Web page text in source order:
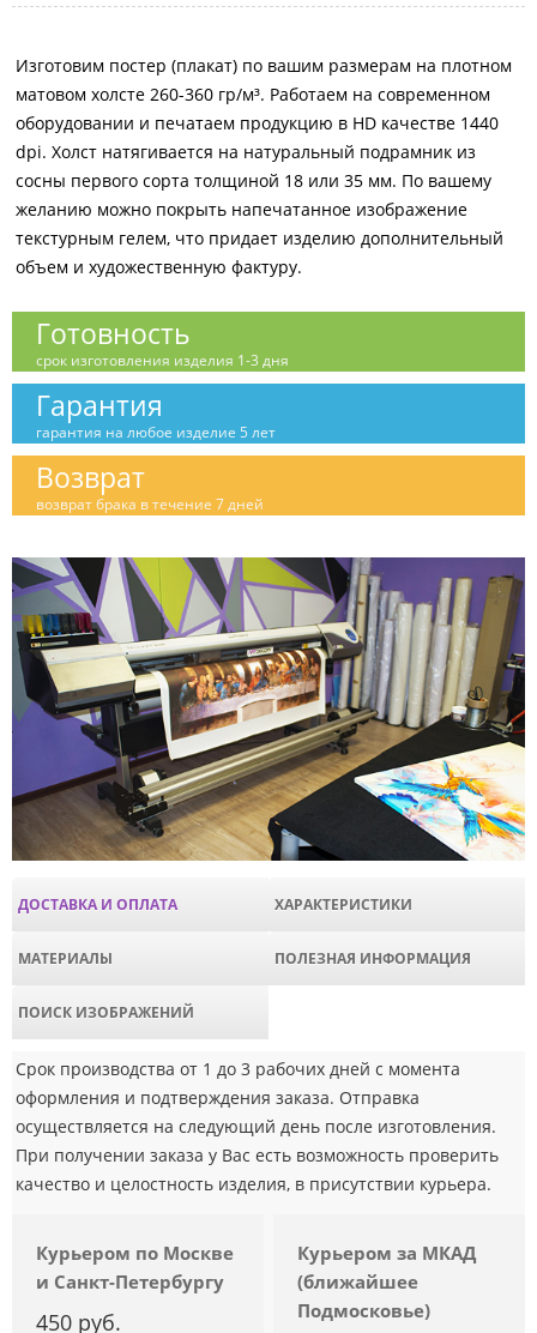
Изготовим постер (плакат) по вашим размерам на плотном
матовом холсте 260-360 гр/м³. Работаем на современном
оборудовании и печатаем продукцию в HD качестве 1440
dpi. Холст натягивается на натуральный подрамник из
сосны первого сорта толщиной 18 или 35 мм. По вашему
желанию можно покрыть напечатанное изображение
текстурным гелем, что придает изделию дополнительный
объем и художественную фактуру.
Готовность
срок изготовления изделия 1-3 дня
Гарантия
гарантия на любое изделие 5 лет
Возврат
возврат брака в течение 7 дней
ДОСТАВКА И ОПЛАТА ХАРАКТЕРИСТИКИ
МАТЕРИАЛЫ ПОЛЕЗНАЯ ИНФОРМАЦИЯ
ПОИСК ИЗОБРАЖЕНИЙ
Срок производства от 1 до 3 рабочих дней с момента
оформления и подтверждения заказа. Отправка
осуществляется на следующий день после изготовления.
При получении заказа у Вас есть возможность проверить
качество и целостность изделия, в присутствии курьера.
Курьером по Москве
и Санкт-Петербургу
450 руб.
Курьером за МКАД
(ближайшее
Подмосковье)